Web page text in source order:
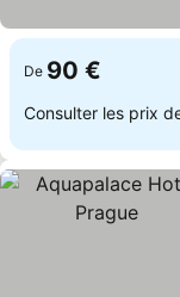
De 90 €
Consulter les prix